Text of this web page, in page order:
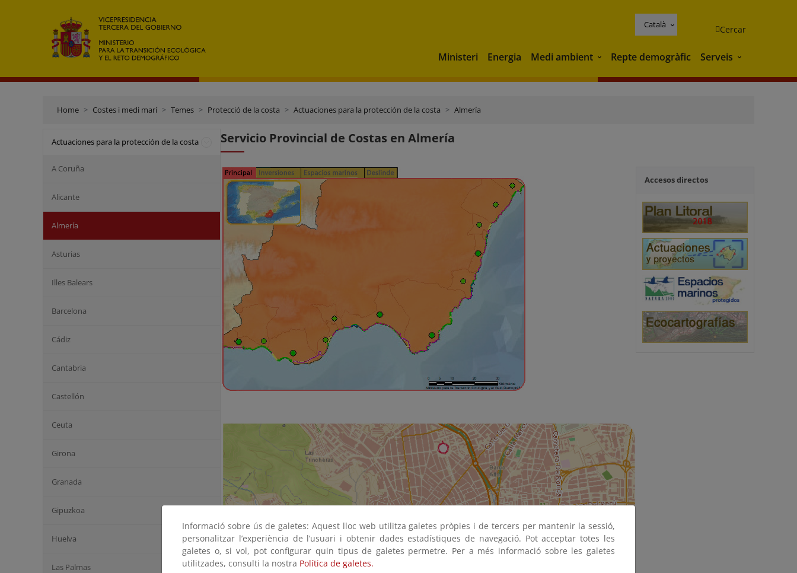
Català Cercar
Ministeri Energia Medi ambient Medi ambient
Repte demogràfic Serveis Serveis
Home Costes i medi marí Temes Protecció de la costa Actuaciones para la protección de la costa Almería
Actuaciones para la protección de la costa
A Coruña
Alicante
Almería
Asturias
Illes Balears
Barcelona
Cádiz
Cantabria
Castellón
Ceuta
Girona
Granada
Gipuzkoa
Huelva
Las Palmas
Servicio Provincial de Costas en Almería
Accesos directos
Informació sobre ús de galetes: Aquest lloc web utilitza galetes pròpies i de tercers per mantenir la sessió,
personalitzar l’experiència de l’usuari i obtenir dades estadístiques de navegació. Pot acceptar totes les
galetes o, si vol, pot configurar quin tipus de galetes permetre. Per a més informació sobre les galetes
utilitzades, consulti la nostra Política de galetes.